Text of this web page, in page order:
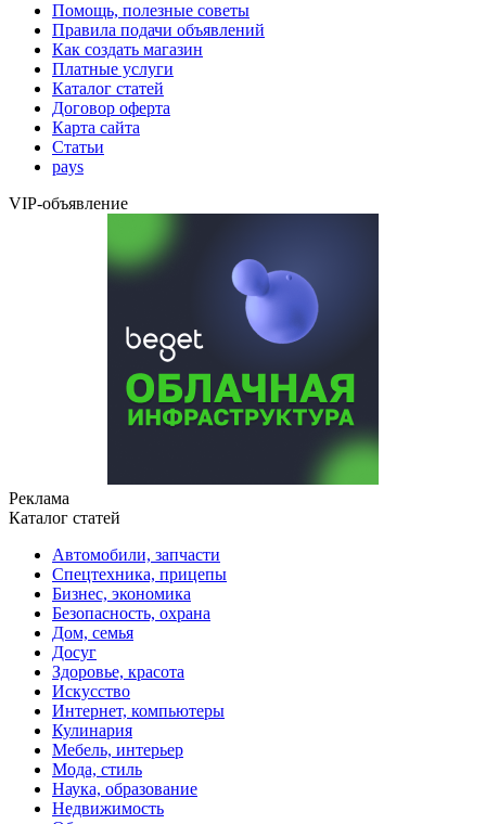
Помощь, полезные советы
Правила подачи объявлений
Как создать магазин
Платные услуги
Каталог статей
Договор оферта
Карта сайта
Статьи
pays
VIP-объявление
Реклама
Каталог статей
Автомобили, запчасти
Спецтехника, прицепы
Бизнес, экономика
Безопасность, охрана
Дом, семья
Досуг
Здоровье, красота
Искусство
Интернет, компьютеры
Кулинария
Мебель, интерьер
Мода, стиль
Наука, образование
Недвижимость